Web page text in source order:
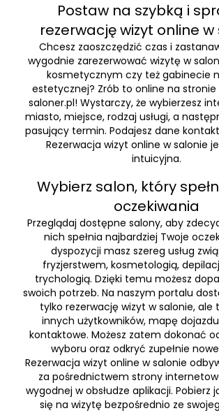
Postaw na szybką i
rezerwację wizyt online w
Chcesz zaoszczędzić czas i
wygodnie zarezerwować wizytę w
kosmetycznym czy też gabinecie
estetycznej? Zrób to online na
saloner.pl! Wystarczy, że wybierzesz
miasto, miejsce, rodzaj usługi, a
pasujący termin. Podajesz dane
Rezerwacja wizyt online w salonie
intuicyjna.
Wybierz salon, który
oczekiwania
Przeglądaj dostępne salony, aby
nich spełnia najbardziej Twoje
dyspozycji masz szereg usług
fryzjerstwem, kosmetologią,
trychologią. Dzięki temu możesz
swoich potrzeb. Na naszym portalu
tylko rezerwację wizyt w salonie, ale
innych użytkowników, mapę
kontaktowe. Możesz zatem dokonać
wyboru oraz odkryć zupełnie
Rezerwacja wizyt online w salonie
za pośrednictwem strony
wygodnej w obsłudze aplikacji. Pobierz
się na wizytę bezpośrednio ze